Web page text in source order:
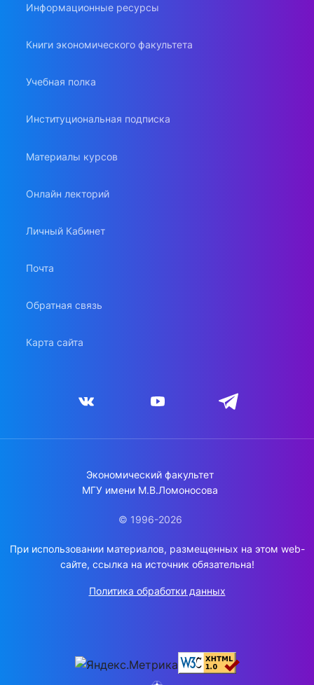
Информационные ресурсы
Книги экономического факультета
Учебная полка
Институциональная подписка
Материалы курсов
Онлайн лекторий
Личный Кабинет
Почта
Обратная связь
Карта сайта
Экономический факультет
МГУ имени М.В.Ломоносова
© 1996-2026
При использовании материалов, размещенных на этом web-
сайте, ссылка на источник обязательна!
Политика обработки данных